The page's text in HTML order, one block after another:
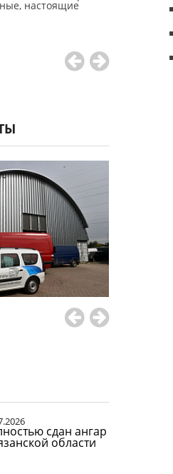
настоящие
сдан ангар
области